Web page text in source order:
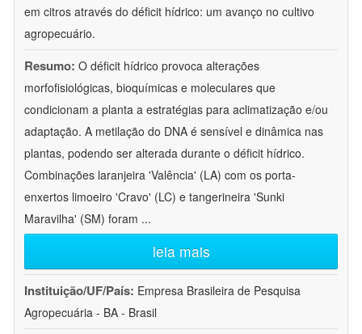
em citros através do déficit hídrico: um avanço no cultivo
agropecuário.
Resumo: O déficit hídrico provoca alterações
morfofisiológicas, bioquímicas e moleculares que
condicionam a planta a estratégias para aclimatização e/ou
adaptação. A metilação do DNA é sensível e dinâmica nas
plantas, podendo ser alterada durante o déficit hídrico.
Combinações laranjeira 'Valência' (LA) com os porta-
enxertos limoeiro 'Cravo' (LC) e tangerineira 'Sunki
Maravilha' (SM) foram ...
leia mais
Instituição/UF/País: Empresa Brasileira de Pesquisa
Agropecuária - BA - Brasil